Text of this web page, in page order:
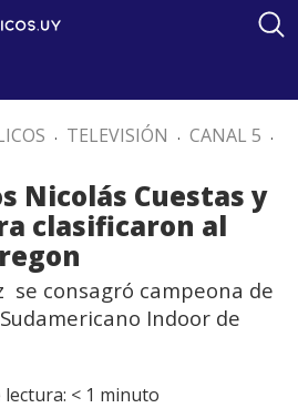
. TELEVISIÓN . CANAL 5 .
Nicolás Cuestas y
clasificaron al
se consagró campeona de
Indoor de
< 1 minuto